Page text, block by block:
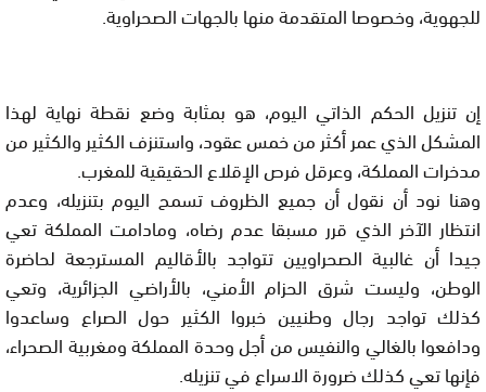
للجهوية، وخصوصا المتقدمة منها بالجهات الصحراوية.
إن تنزيل الحكم الذاتي اليوم، هو بمثابة وضع نقطة نهاية لهذا
المشكل الذي عمر أكثر من خمس عقود، واستنزف الكثير والكثير من
مدخرات المملكة، وعرقل فرص الإقلاع الحقيقية للمغرب.
وهنا نود أن نقول أن جميع الظروف تسمح اليوم بتنزيله، وعدم
انتظار الآخر الذي قرر مسبقا عدم رضاه، ومادامت المملكة تعي
جيدا أن غالبية الصحراويين تتواجد بالأقاليم المسترجعة لحاضرة
الوطن، وليست شرق الحزام الأمني، بالأراضي الجزائرية، وتعي
كذلك تواجد رجال وطنيين خبروا الكثير حول الصراع وساعدوا
ودافعوا بالغالي والنفيس من أجل وحدة المملكة ومغربية الصحراء،
فإنها تعي كذلك ضرورة الاسراع في تنزيله.